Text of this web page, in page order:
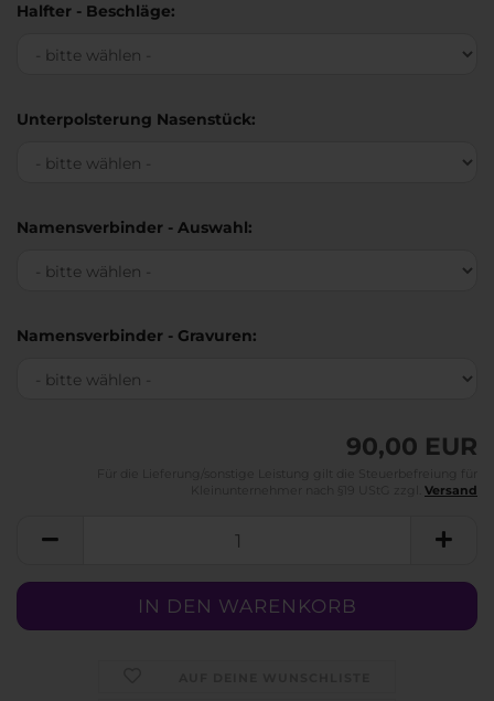
Halfter - Beschläge:
Unterpolsterung Nasenstück:
Namensverbinder - Auswahl:
Namensverbinder - Gravuren:
90,00 EUR
Versand